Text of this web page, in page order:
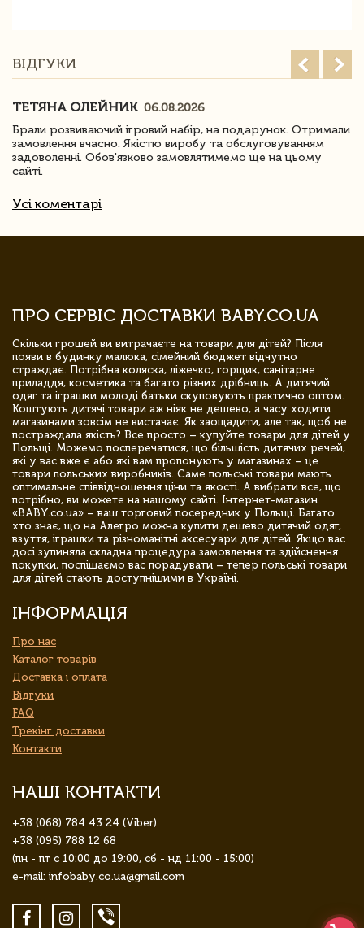
ВІДГУКИ
ТЕТЯНА ОЛЕЙНИК 06.08.2026
Брали розвиваючий ігровий набір, на подарунок. Отримали
замовлення вчасно. Якістю виробу та обслуговуванням
задоволенні. Обов'язково замовлятимемо ще на цьому
сайті.
Усі коментарі
ПРО СЕРВІС ДОСТАВКИ BABY.CO.UA
Скільки грошей ви витрачаєте на товари для дітей? Після
появи в будинку малюка, сімейний бюджет відчутно
страждає. Потрібна коляска, ліжечко, горщик, санітарне
приладдя, косметика та багато різних дрібниць. А дитячий
одяг та іграшки молоді батьки скуповують практично оптом.
Коштують дитячі товари аж ніяк не дешево, а часу ходити
магазинами зовсім не вистачає. Як заощадити, але так, щоб не
постраждала якість? Все просто – купуйте товари для дітей у
Польщі. Можемо посперечатися, що більшість дитячих речей,
які у вас вже є або які вам пропонують у магазинах – це
товари польських виробників. Саме польські товари мають
оптимальне співвідношення ціни та якості. А вибрати все, що
потрібно, ви можете на нашому сайті. Інтернет-магазин
«BABY.co.ua» – ваш торговий посередник у Польщі. Багато
хто знає, що на Алегро можна купити дешево дитячий одяг,
взуття, іграшки та різноманітні аксесуари для дітей. Якщо вас
досі зупиняла складна процедура замовлення та здійснення
покупки, поспішаємо вас порадувати – тепер польські товари
для дітей стають доступнішими в Україні.
ІНФОРМАЦІЯ
Про нас
Каталог товарів
Доставка і оплата
Відгуки
FAQ
Трекінг доставки
Контакти
НАШІ КОНТАКТИ
+38 (068) 784 43 24 (Viber)
+38 (095) 788 12 68
(пн - пт с 10:00 до 19:00, сб - нд 11:00 - 15:00)
e-mail: infobaby.co.ua@gmail.com